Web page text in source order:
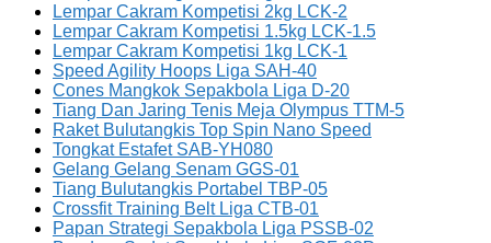
Lempar Cakram Kompetisi 2kg LCK-2
Lempar Cakram Kompetisi 1.5kg LCK-1.5
Lempar Cakram Kompetisi 1kg LCK-1
Speed Agility Hoops Liga SAH-40
Cones Mangkok Sepakbola Liga D-20
Tiang Dan Jaring Tenis Meja Olympus TTM-5
Raket Bulutangkis Top Spin Nano Speed
Tongkat Estafet SAB-YH080
Gelang Gelang Senam GGS-01
Tiang Bulutangkis Portabel TBP-05
Crossfit Training Belt Liga CTB-01
Papan Strategi Sepakbola Liga PSSB-02